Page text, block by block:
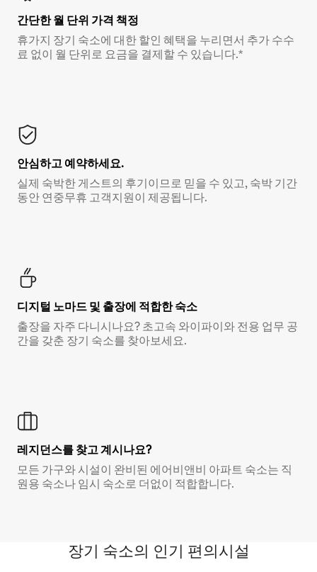
간단한 월 단위 가격 책정
휴가지 장기 숙소에 대한 할인 혜택을 누리면서 추가 수수
료 없이 월 단위로 요금을 결제할 수 있습니다.*
안심하고 예약하세요.
실제 숙박한 게스트의 후기이므로 믿을 수 있고, 숙박 기간
동안 연중무휴 고객지원이 제공됩니다.
디지털 노마드 및 출장에 적합한 숙소
출장을 자주 다니시나요? 초고속 와이파이와 전용 업무 공
간을 갖춘 장기 숙소를 찾아보세요.
레지던스를 찾고 계시나요?
모든 가구와 시설이 완비된 에어비앤비 아파트 숙소는 직
원용 숙소나 임시 숙소로 더없이 적합합니다.
장기 숙소의 인기 편의시설